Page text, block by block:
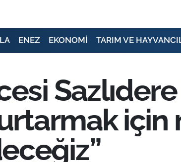
ENEZ EKONOMİ TARIM VE